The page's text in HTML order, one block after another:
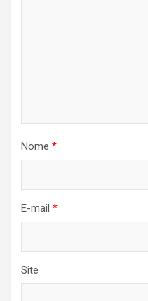
Nome *
E-mail *
Site